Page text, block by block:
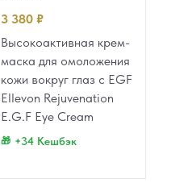
3 380 ₽
Высокоактивная крем-
маска для омоложения
кожи вокруг глаз с EGF
Ellevon Rejuvenation
E.G.F Eye Cream
+34 Кешбэк